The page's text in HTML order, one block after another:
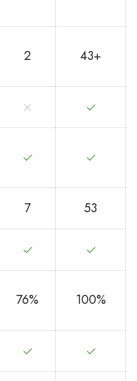
2 43+
7 53
76% 100%